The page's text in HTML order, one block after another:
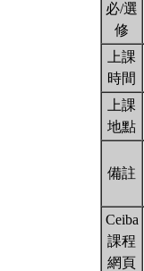
必/選
修
上課
時間
上課
地點
備註
Ceiba
課程
網頁